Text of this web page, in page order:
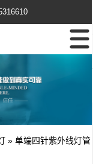
» 单端四针紫外线灯管